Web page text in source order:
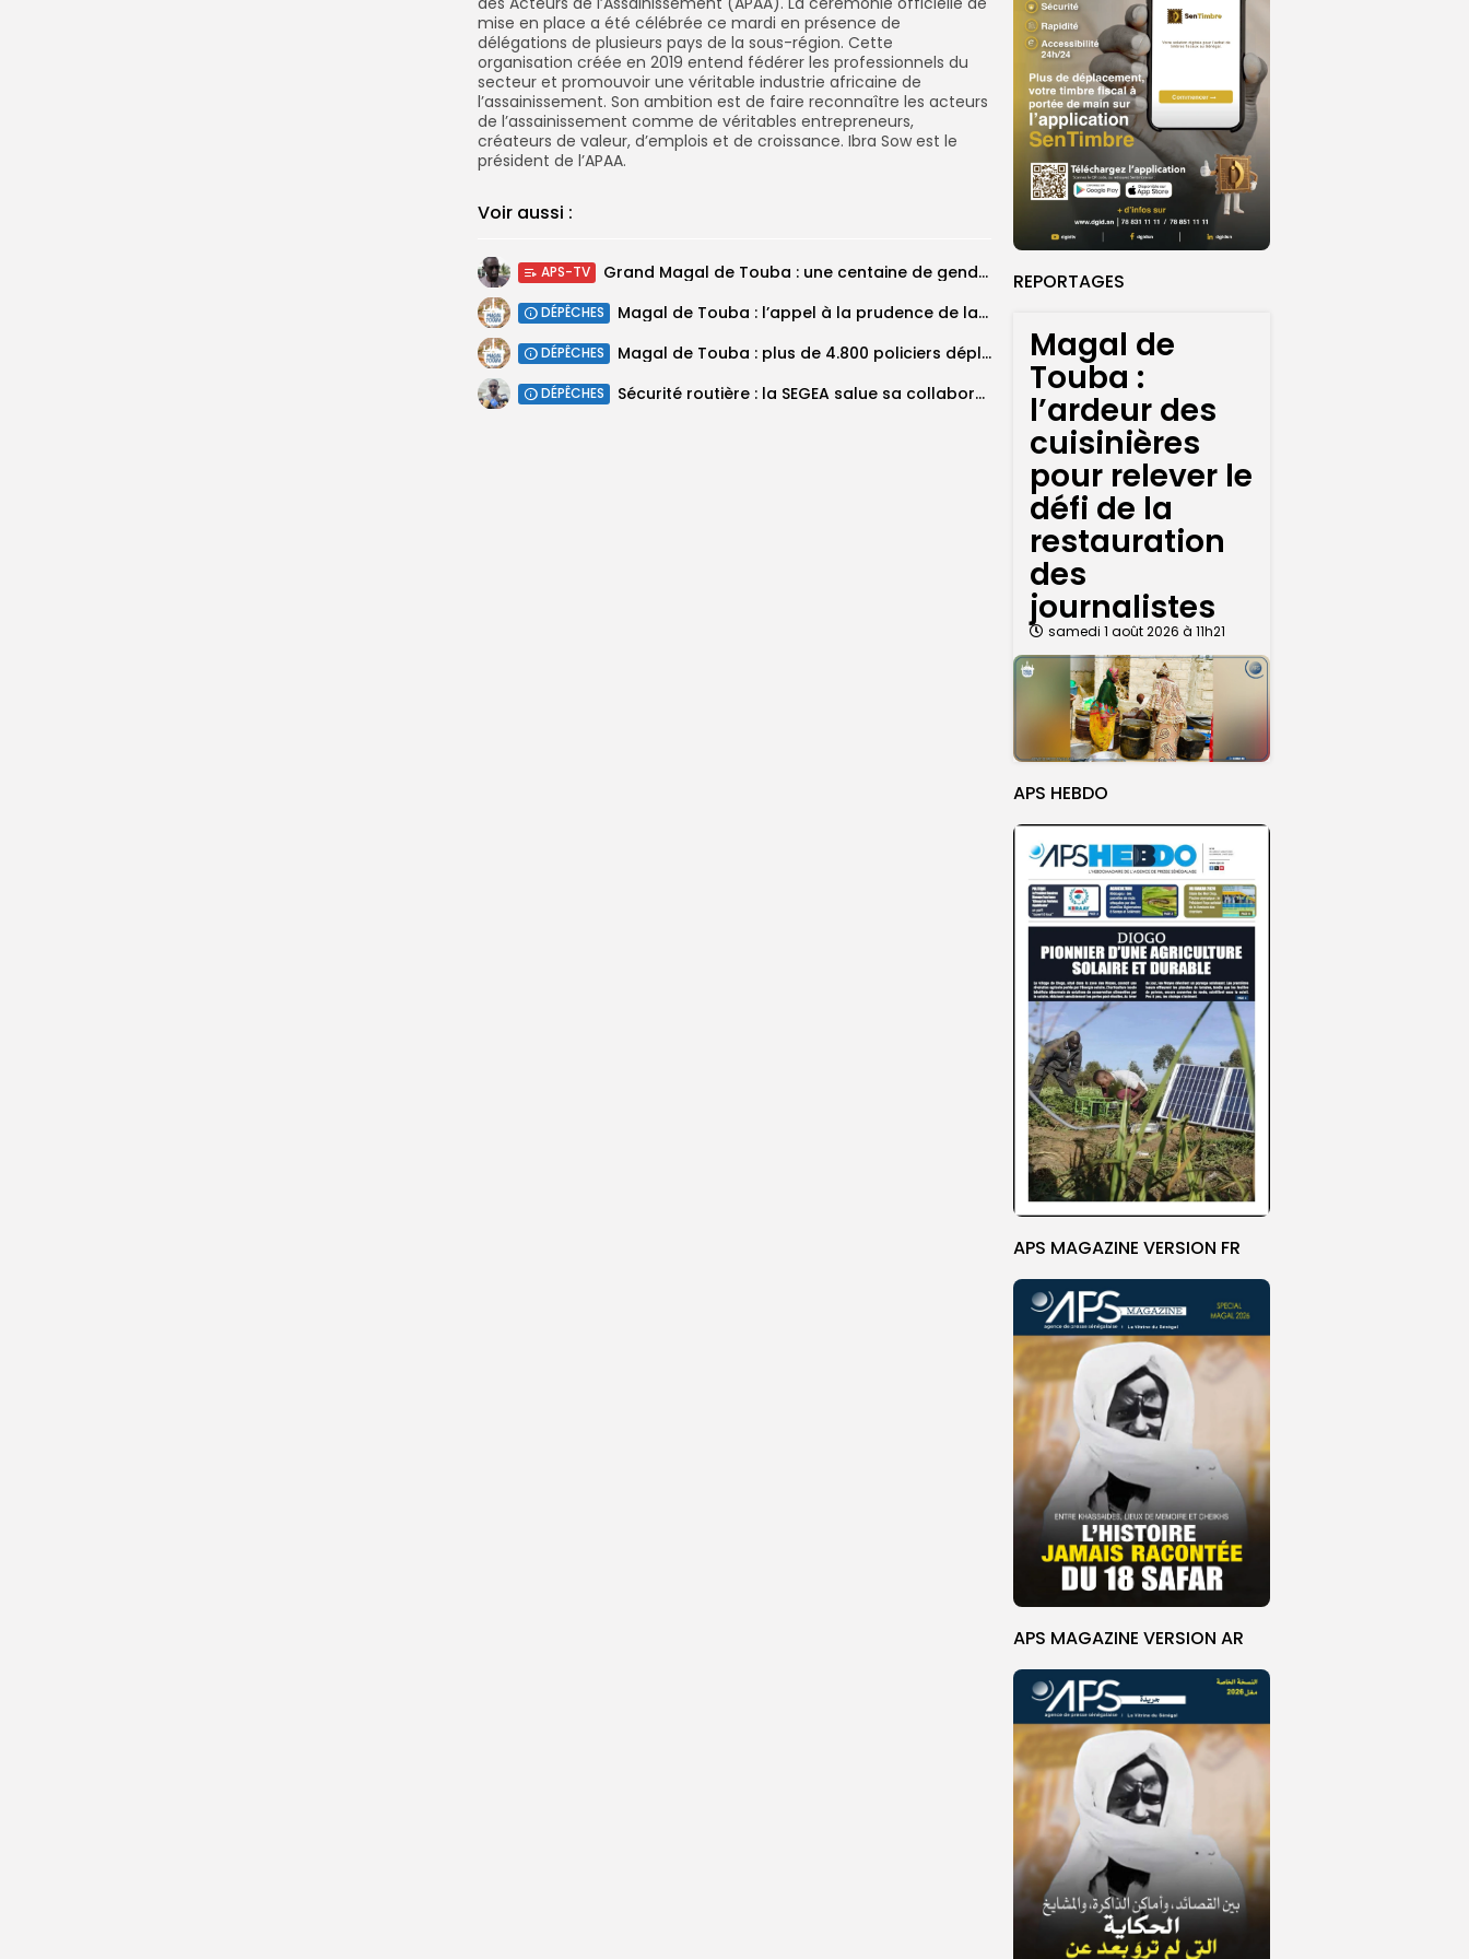
REPORTAGES
Magal de
Touba :
l’ardeur des
cuisinières
pour relever le
défi de la
restauration
des
journalistes
samedi 1 août 2026 à 11h21
APS HEBDO
APS MAGAZINE VERSION FR
APS MAGAZINE VERSION AR
mise en place a été célébrée ce mardi en présence de
délégations de plusieurs pays de la sous-région. Cette
organisation créée en 2019 entend fédérer les professionnels du
secteur et promouvoir une véritable industrie africaine de
l’assainissement. Son ambition est de faire reconnaître les acteurs
de l’assainissement comme de véritables entrepreneurs,
créateurs de valeur, d’emplois et de croissance. Ibra Sow est le
président de l’APAA.
Voir aussi :
APS-TV Grand Magal de Touba : une centaine de gendarmes mobilisés sur les...
DÉPÊCHES Magal de Touba : l’appel à la prudence de la Police sur...
DÉPÊCHES Magal de Touba : plus de 4.800 policiers déployés pour sécuriser les...
DÉPÊCHES Sécurité routière : la SEGEA salue sa collaboration avec la gendarmerie, sur...